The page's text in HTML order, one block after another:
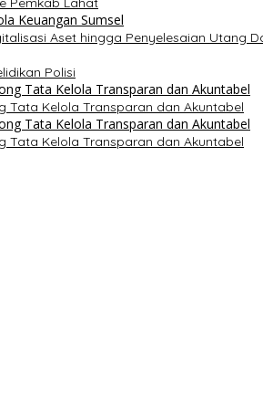
Aset hingga Penyelesaian Utang
Polisi
Tata Kelola Transparan dan Akuntabel
Tata Kelola Transparan dan Akuntabel